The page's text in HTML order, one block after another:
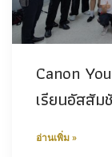
Canon
เรียนอัสสั
อ่านเพิ่ม »